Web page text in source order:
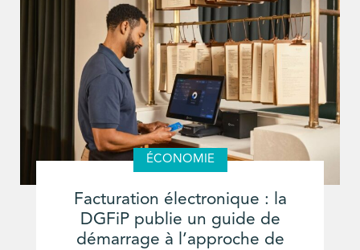
ÉCONOMIE
Facturation électronique : la
DGFiP publie un guide de
démarrage à l’approche de